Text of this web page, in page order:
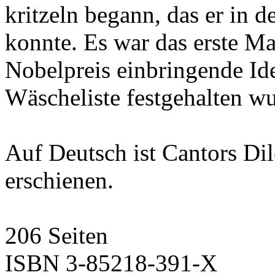
kritzeln begann, das er in
konnte. Es war das erste
Nobelpreis einbringende
Wäscheliste festgehalten
Auf Deutsch ist Cantors
erschienen.
206 Seiten
ISBN 3-85218-391-X